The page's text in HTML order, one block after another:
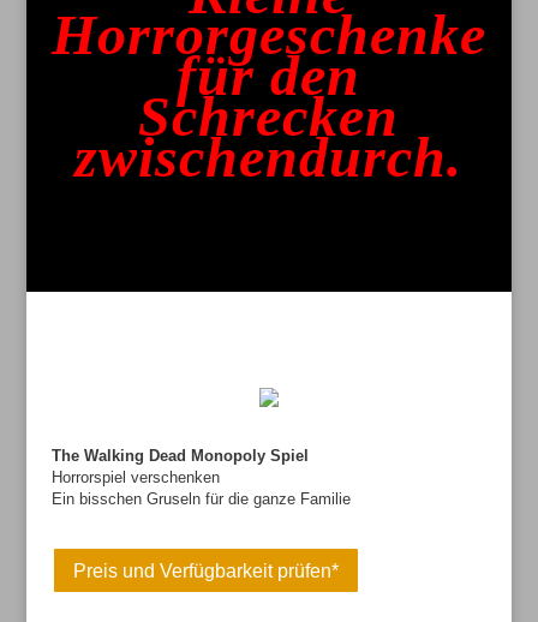
Horrorgeschenke
für den
Schrecken
zwischendurch.
The Walking Dead Monopoly Spiel
Horrorspiel verschenken
Ein bisschen Gruseln für die ganze Familie
Preis und Verfügbarkeit prüfen*